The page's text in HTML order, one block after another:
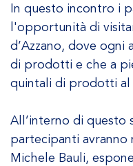
In questo incontro i
l'opportunità di
d’Azzano, dove
di prodotti e che a
quintali di prodotti al
All’interno di questo
partecipanti
Michele Bauli,